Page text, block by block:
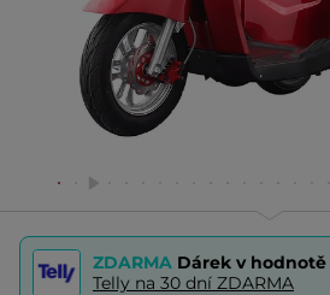
ZDARMA Dárek v hodnotě
Telly na 30 dní ZDARMA